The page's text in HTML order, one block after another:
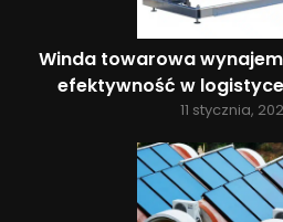
Winda towarowa
efektywność w
11 stycznia,